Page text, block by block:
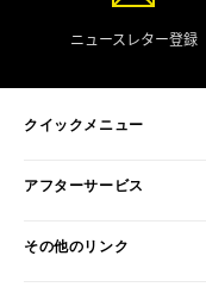
ニュースレター登録
クイックメニュー
アフターサービス
その他のリンク